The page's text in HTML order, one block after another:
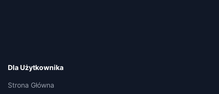
Dla Użytkownika
Strona Główna